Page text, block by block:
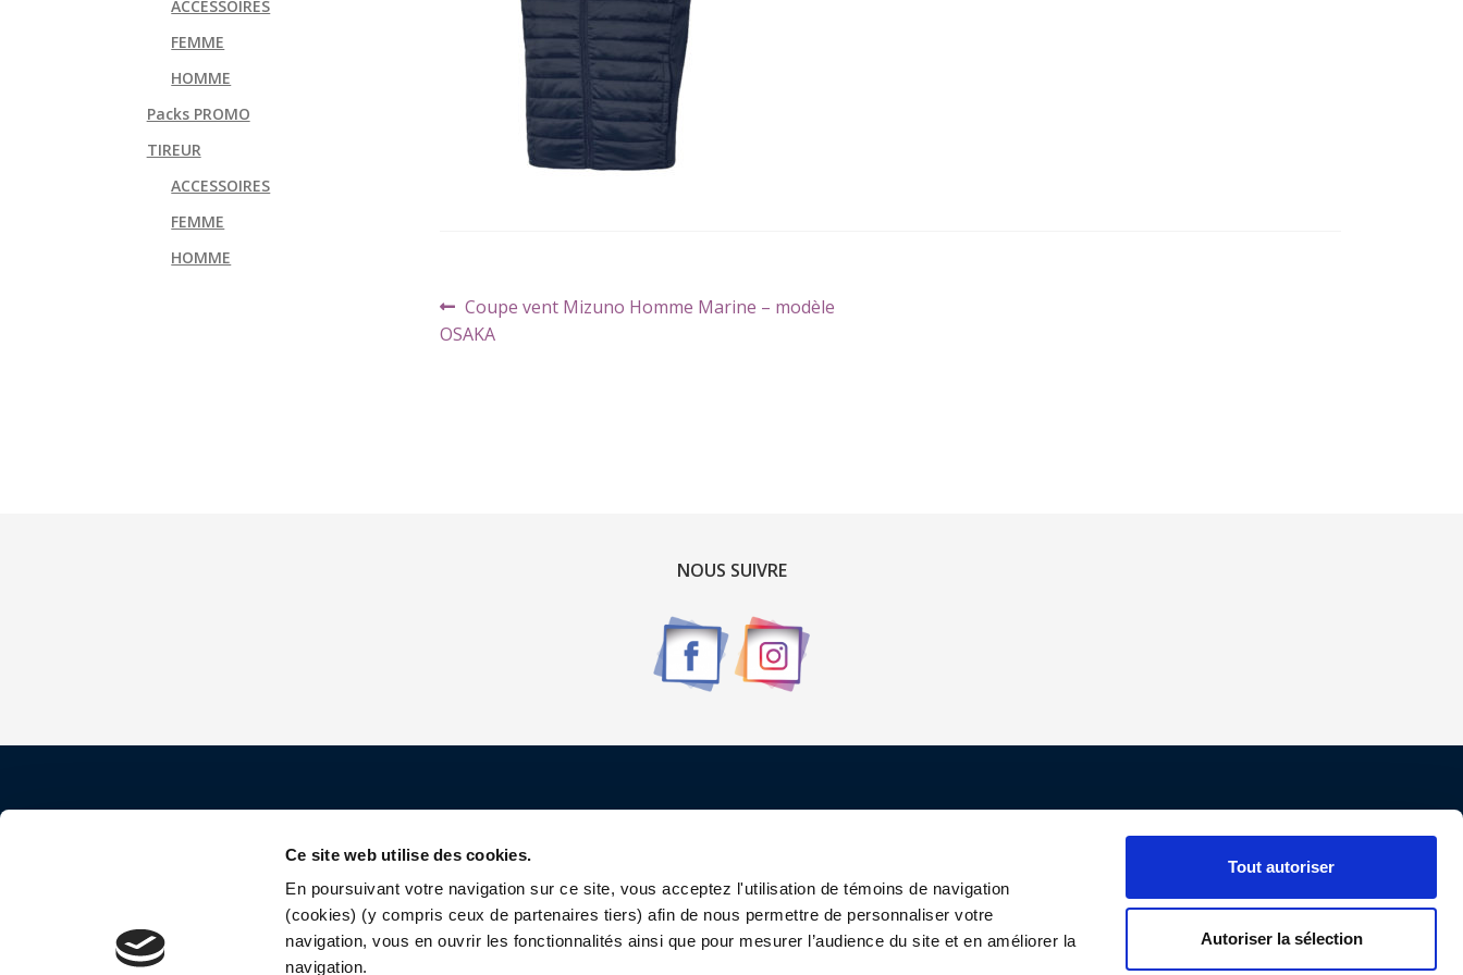
Ce site web utilise des cookies.
En poursuivant votre navigation sur ce site, vous acceptez l'utilisation de témoins de navigation
(cookies) (y compris ceux de partenaires tiers) afin de nous permettre de personnaliser votre
navigation, vous en ouvrir les fonctionnalités ainsi que pour mesurer l’audience du site et en améliorer la
navigation.
Tout autoriser
Autoriser la sélection
Navigation
de
Article
précédent :
Coupe vent Mizuno Homme Marine – modèle
OSAKA
ACCESSOIRES
FEMME
HOMME
Packs PROMO
TIREUR
ACCESSOIRES
FEMME
HOMME
NOUS SUIVRE
40 rue Saint Jacques
75005 Paris
Qui sommes-nous ?
Contactez-nous
Nos conditions